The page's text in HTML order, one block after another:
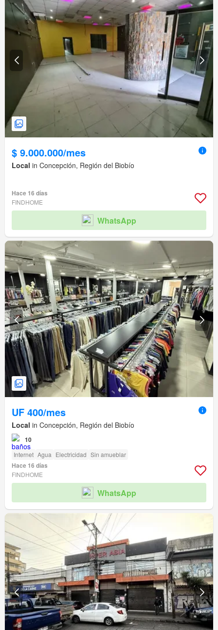
$ 9.000.000/mes
Local in Concepción, Región del Biobío
Hace 16 días
FINDHOME
WhatsApp
UF 400/mes
Local in Concepción, Región del Biobío
10
Internet Agua Electricidad Sin amueblar
Hace 16 días
FINDHOME
WhatsApp